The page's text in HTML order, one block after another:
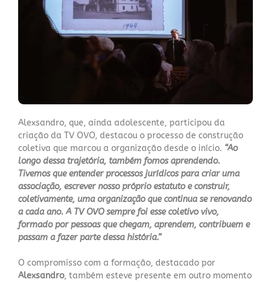
Alexsandro, que, ainda adolescente, participou da
criação da TV OVO, destacou o processo de construção
coletiva que marcou a organização desde o início. “Ao
longo dessa trajetória, também fomos aprendendo.
Tivemos que entender processos jurídicos para criar uma
associação, escrever nosso próprio estatuto e construir,
coletivamente, uma organização que continua se renovando
a cada ano. A TV OVO sempre foi esse coletivo vivo,
formado por pessoas que chegam, aprendem, contribuem e
passam a fazer parte dessa história.”
O compromisso com a formação, destacado por
Alexsandro, também esteve presente em outro momento